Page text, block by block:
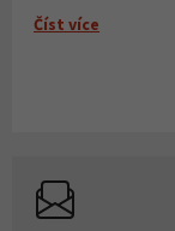
Číst více